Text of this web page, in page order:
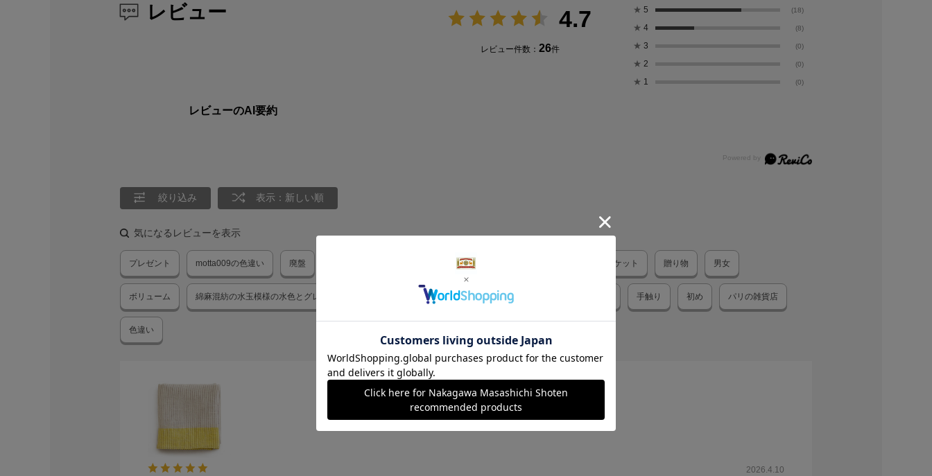
レビュー 4.7
レビュー件数： 26件
★ 5 (18)
★ 4 (8)
★ 3 (0)
★ 2 (0)
★ 1 (0)
レビューのAI要約
絞り込み 表示：新しい順
気になるレビューを表示
プレゼント motta009の色違い 廃盤 大判 ポケット 贈り物 男女
ボリューム 綿麻混紡の水玉模様の水色とグレー この麻のハンカチ私の大のお気に入り 手触り 初め パリの雑貨店
色違い
2026.4.10